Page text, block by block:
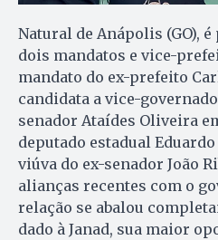
Natural de Anápolis (GO),
dois mandatos e vice-
mandato do ex-prefeito
candidata a vice-
senador Ataídes Oliveira
deputado estadual Eduardo
viúva do ex-senador João
alianças recentes com o
relação se abalou
dado à Janad, sua maior